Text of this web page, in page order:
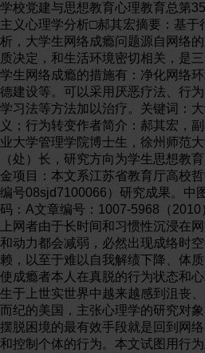
学校党建与思想教育心理教育总第
主义心理学分析□郝其宏摘要：基于
析，大学生网络成瘾问题源自网络
质决定，和生活环境密切相关，是
学生网络成瘾的措施有：净化网络
德建设等。可以采用厌恶疗法、行
学习法等方法加以治疗。关键词：
义；行为转变作者简介：郝其宏，
业大学管理学院博士生，徐州师范
（处）长，研究方向为学生思想教
金项目：本文系江苏省教育厅高校
编号08sjd7100066）研究成果。中
码：A文章编号：1007-5968（
上网者由于长时间和习惯性沉浸在
和动力都会减弱，必然出现成络时
赖，以至于难以自我解绩下降、体
使成瘾者本人在真脱的行为状态和
生于上世实世界中越来越感到沮丧
而纪的美国，主张心理学的研究对
摆脱困境的最有效手段就是回到网
和控制个体的行为。本文试图用行